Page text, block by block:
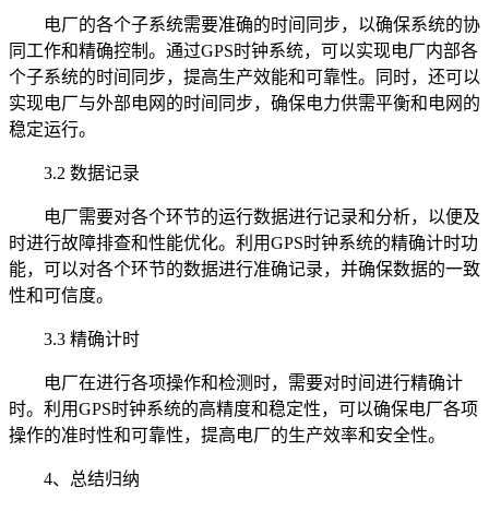
电厂的各个子系统需要准确的时间同步，以确保系统的协
同工作和精确控制。通过GPS时钟系统，可以实现电厂内部各
个子系统的时间同步，提高生产效能和可靠性。同时，还可以
实现电厂与外部电网的时间同步，确保电力供需平衡和电网的
稳定运行。
3.2 数据记录
电厂需要对各个环节的运行数据进行记录和分析，以便及
时进行故障排查和性能优化。利用GPS时钟系统的精确计时功
能，可以对各个环节的数据进行准确记录，并确保数据的一致
性和可信度。
3.3 精确计时
电厂在进行各项操作和检测时，需要对时间进行精确计
时。利用GPS时钟系统的高精度和稳定性，可以确保电厂各项
操作的准时性和可靠性，提高电厂的生产效率和安全性。
4、总结归纳